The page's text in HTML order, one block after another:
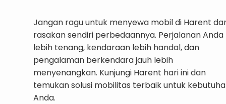
Jangan ragu untuk menyewa mobil di Harent
rasakan sendiri perbedaannya. Perjalanan Anda
lebih tenang, kendaraan lebih handal, dan
pengalaman berkendara jauh lebih
menyenangkan. Kunjungi Harent hari ini dan
temukan solusi mobilitas terbaik untuk
Anda.